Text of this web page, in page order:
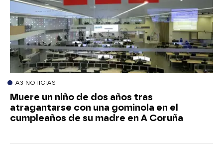
A3 NOTICIAS
Muere un niño de dos años tras
atragantarse con una gominola en el
cumpleaños de su madre en A Coruña